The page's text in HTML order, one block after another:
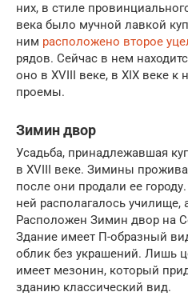
них, в стиле
века было мучной лавкой
ним расположено второе
рядов. Сейчас в нем
оно в XVIII веке, в XIX веке
проемы.
Зимин двор
Усадьба, принадлежавшая
в XVIII веке. Зимины
после они продали ее
ней располагалось училище,
Расположен Зимин двор на
Здание имеет П-образный
облик без украшений. Лишь
имеет мезонин, который
зданию классический вид.